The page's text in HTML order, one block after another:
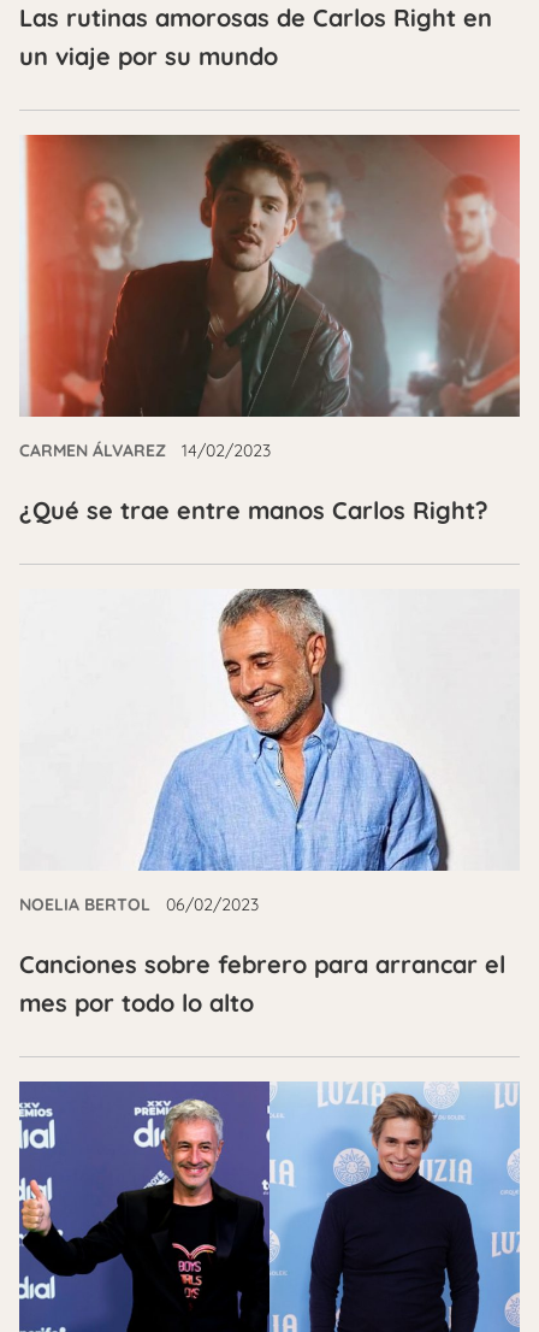
Las rutinas amorosas de Carlos Right en
un viaje por su mundo
CARMEN ÁLVAREZ 14/02/2023
¿Qué se trae entre manos Carlos Right?
NOELIA BERTOL 06/02/2023
Canciones sobre febrero para arrancar el
mes por todo lo alto